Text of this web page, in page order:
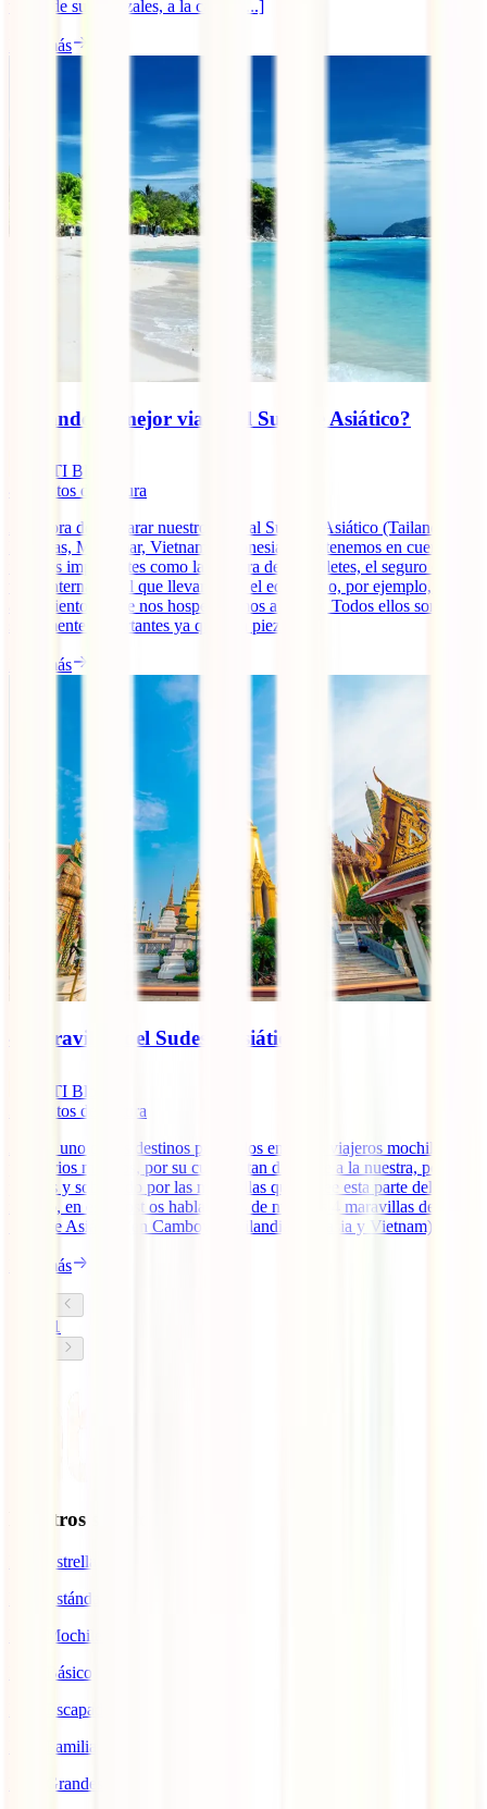
verde de sus arrozales, a la calma [...]
Leer más
¿Cuándo es mejor viajar al Sudeste Asiático?
IATI Blog
minutos de lectura
A la hora de preparar nuestro viaje al Sudeste Asiático (Tailandia,
Filipinas, Myanmar, Vietnam, Indonesia, etc.) tenemos en cuenta
factores importantes como la compra de los billetes, el seguro de
viaje internacional que llevaremos, el equipaje o, por ejemplo, el
alojamiento dónde nos hospedaremos al llegar. Todos ellos son
sumamente importantes ya que son piezas [...]
Leer más
4 maravillas del Sudeste Asiático
IATI Blog
minutos de lectura
Así es, uno de los destinos preferidos entre los viajeros mochileros
por varios motivos, por su cultura, tan diferente a la nuestra, por sus
precios y sobretodo por las maravillas que posee esta parte del
mundo, en este post os hablaremos de nuestras 4 maravillas del
Sudeste Asiático (en Camboya, Tailandia, Malasia y Vietnam).
Leer más
1
Nuestros seguros
IATI Estrella
IATI Estándar
IATI Mochilero
IATI Básico
IATI Escapadas
IATI Familia
IATI Grandes Viajeros